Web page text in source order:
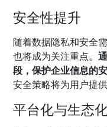
安全性提升
随着数据隐私和安全
也将成为关注重点。
段，保护企业信息的
安全策略将为用户提
平台化与生态